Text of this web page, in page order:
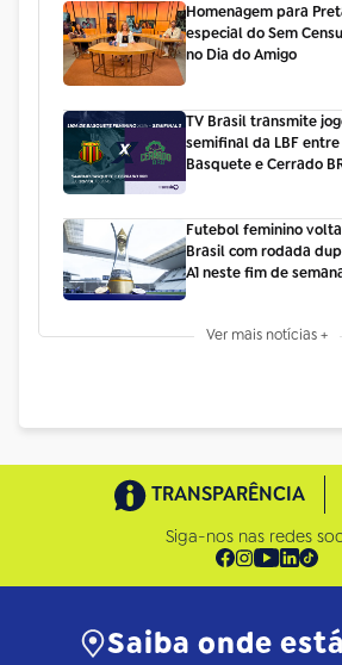
Homenagem para
especial do Sem
no Dia do Amigo
TV Brasil transmite
semifinal da LBF
Basquete e Cerrado
Futebol feminino
Brasil com rodada
A1 neste fim de
Ver mais notícias +
TRANSPARÊNCIA
Siga-nos nas redes
Saiba onde